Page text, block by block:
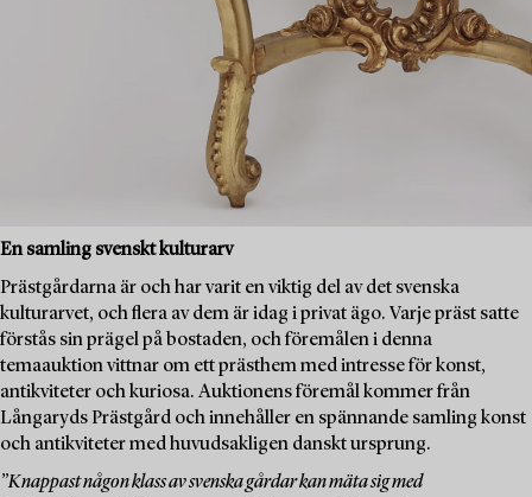
En samling svenskt kulturarv
Prästgårdarna är och har varit en viktig del av det svenska
kulturarvet, och flera av dem är idag i privat ägo. Varje präst satte
förstås sin prägel på bostaden, och föremålen i denna
temaauktion vittnar om ett prästhem med intresse för konst,
antikviteter och kuriosa. Auktionens föremål kommer från
Långaryds Prästgård och innehåller en spännande samling konst
och antikviteter med huvudsakligen danskt ursprung.
”Knappast någon klass av svenska gårdar kan mäta sig med